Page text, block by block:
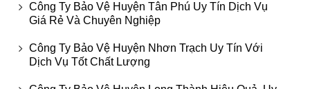
Công Ty Bảo Vệ Huyện Tân Phú Uy Tín Dịch Vụ
Giá Rẻ Và Chuyên Nghiệp
Công Ty Bảo Vệ Huyện Nhơn Trạch Uy Tín Với
Dịch Vụ Tốt Chất Lượng